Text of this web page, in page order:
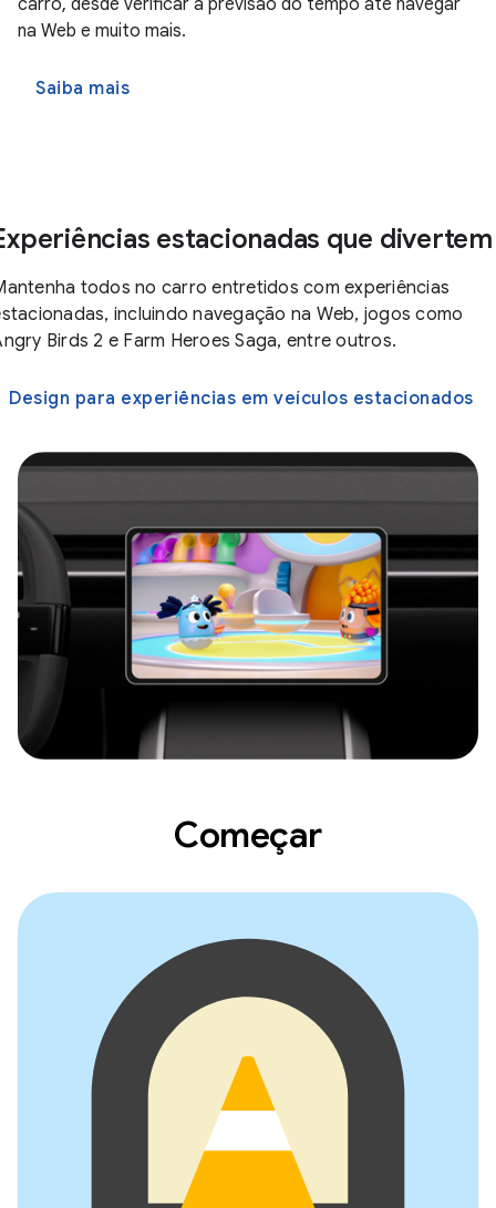
carro, desde verificar a previsão do tempo até navegar
na Web e muito mais.
Saiba mais
estacionadas que divertem
todos no carro entretidos com experiências
incluindo navegação na Web, jogos como
Birds 2 e Farm Heroes Saga, entre outros.
Design para experiências em veículos estacionados
Começar